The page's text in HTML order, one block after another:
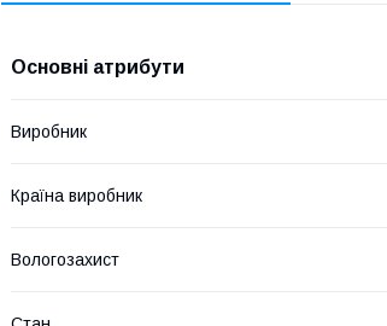
Основні атрибути
Виробник
Країна виробник
Вологозахист